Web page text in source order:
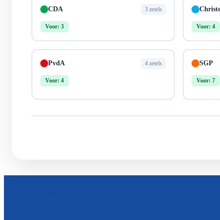
CDA 3 zetels
Voor: 3 Voor: 4
PvdA 4 zetels
Voor: 4
SGP
Voor: 7